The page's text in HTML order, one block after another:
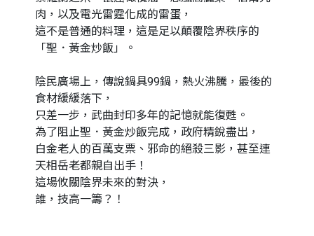
肉，以及電光雷霆化成的雷蛋，
這不是普通的料理，這是足以顛覆陰界秩序的
「聖．黃金炒飯」。
陰民廣場上，傳說鍋具99鍋，熱火沸騰，最後的
食材緩緩落下，
只差一步，武曲封印多年的記憶就能復甦。
為了阻止聖．黃金炒飯完成，政府精銳盡出，
白金老人的百萬支票、邪命的絕殺三影，甚至連
天相岳老都親自出手！
這場攸關陰界未來的對決，
誰，技高一籌？！